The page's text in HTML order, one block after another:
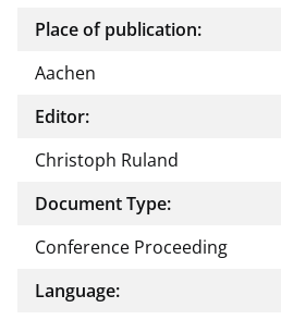
Place of publication:
Aachen
Editor:
Christoph Ruland
Document Type:
Conference Proceeding
Language: